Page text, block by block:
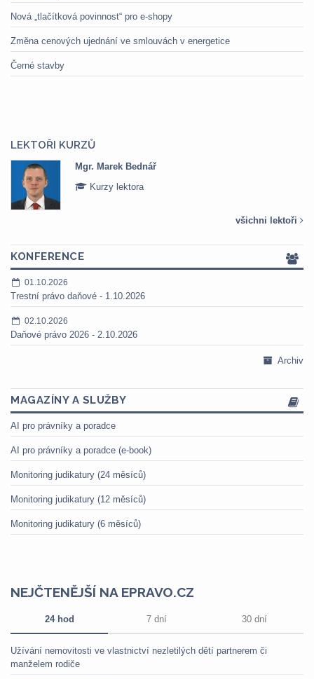
Nová „tlačítková povinnost“ pro e-shopy
Změna cenových ujednání ve smlouvách v energetice
Černé stavby
LEKTOŘI KURZŮ
Mgr. Veronika Pázmányová
Kurzy lektora
všichni lektoři
KONFERENCE
01.10.2026
Trestní právo daňové - 1.10.2026
02.10.2026
Daňové právo 2026 - 2.10.2026
Archiv
MAGAZÍNY A SLUŽBY
AI pro právníky a poradce
AI pro právníky a poradce (e-book)
Monitoring judikatury (24 měsíců)
Monitoring judikatury (12 měsíců)
Monitoring judikatury (6 měsíců)
NEJČTENĚJŠÍ NA EPRAVO.CZ
24 hod 7 dní 30 dní
Užívání nemovitosti ve vlastnictví nezletilých dětí partnerem či
manželem rodiče